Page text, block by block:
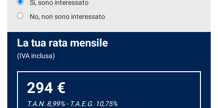
Si, sono interessato
No, non sono interessato
La tua rata mensile
(IVA inclusa)
294 €
T.A.N. 8,99% - T.A.E.G. 10,75%